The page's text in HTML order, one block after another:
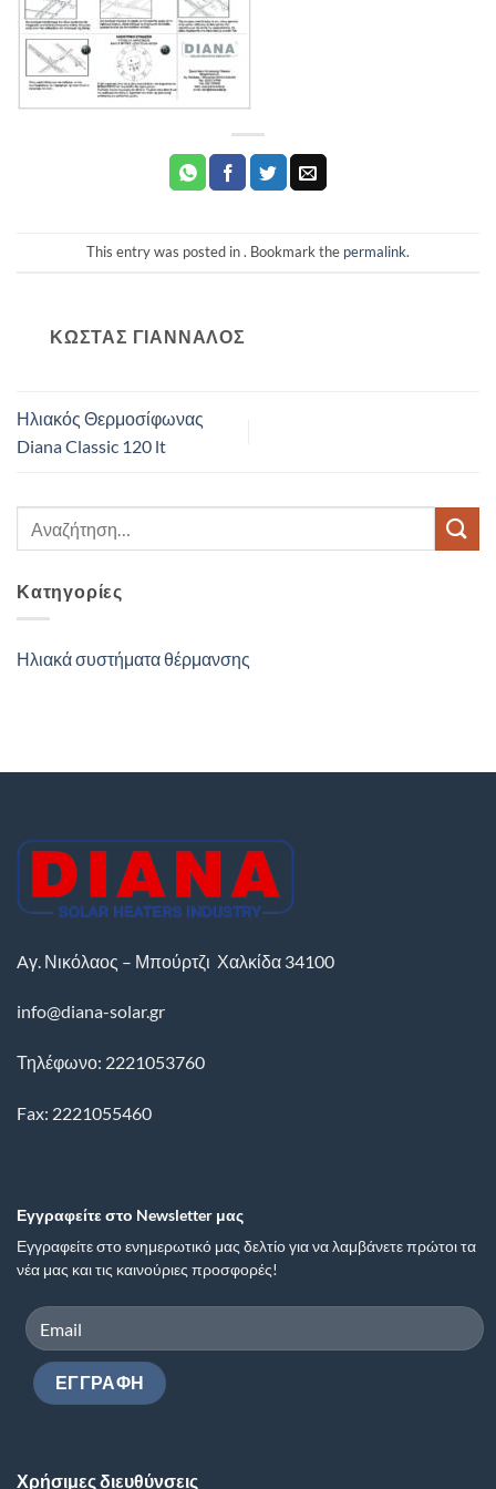
This entry was posted in . Bookmark the permalink.
ΚΏΣΤΑΣ ΓΙΆΝΝΑΛΟΣ
Ηλιακός Θερμοσίφωνας
Diana Classic 120 lt
Κατηγορίες
Ηλιακά συστήματα θέρμανσης
Aγ. Νικόλαος – Μπούρτζι Χαλκίδα 34100
info@diana-solar.gr
Τηλέφωνο: 2221053760
Fax: 2221055460
Εγγραφείτε στο Newsletter μας
Εγγραφείτε στο ενημερωτικό μας δελτίο για να λαμβάνετε πρώτοι τα
νέα μας και τις καινούριες προσφορές!
Χρήσιμες διευθύνσεις